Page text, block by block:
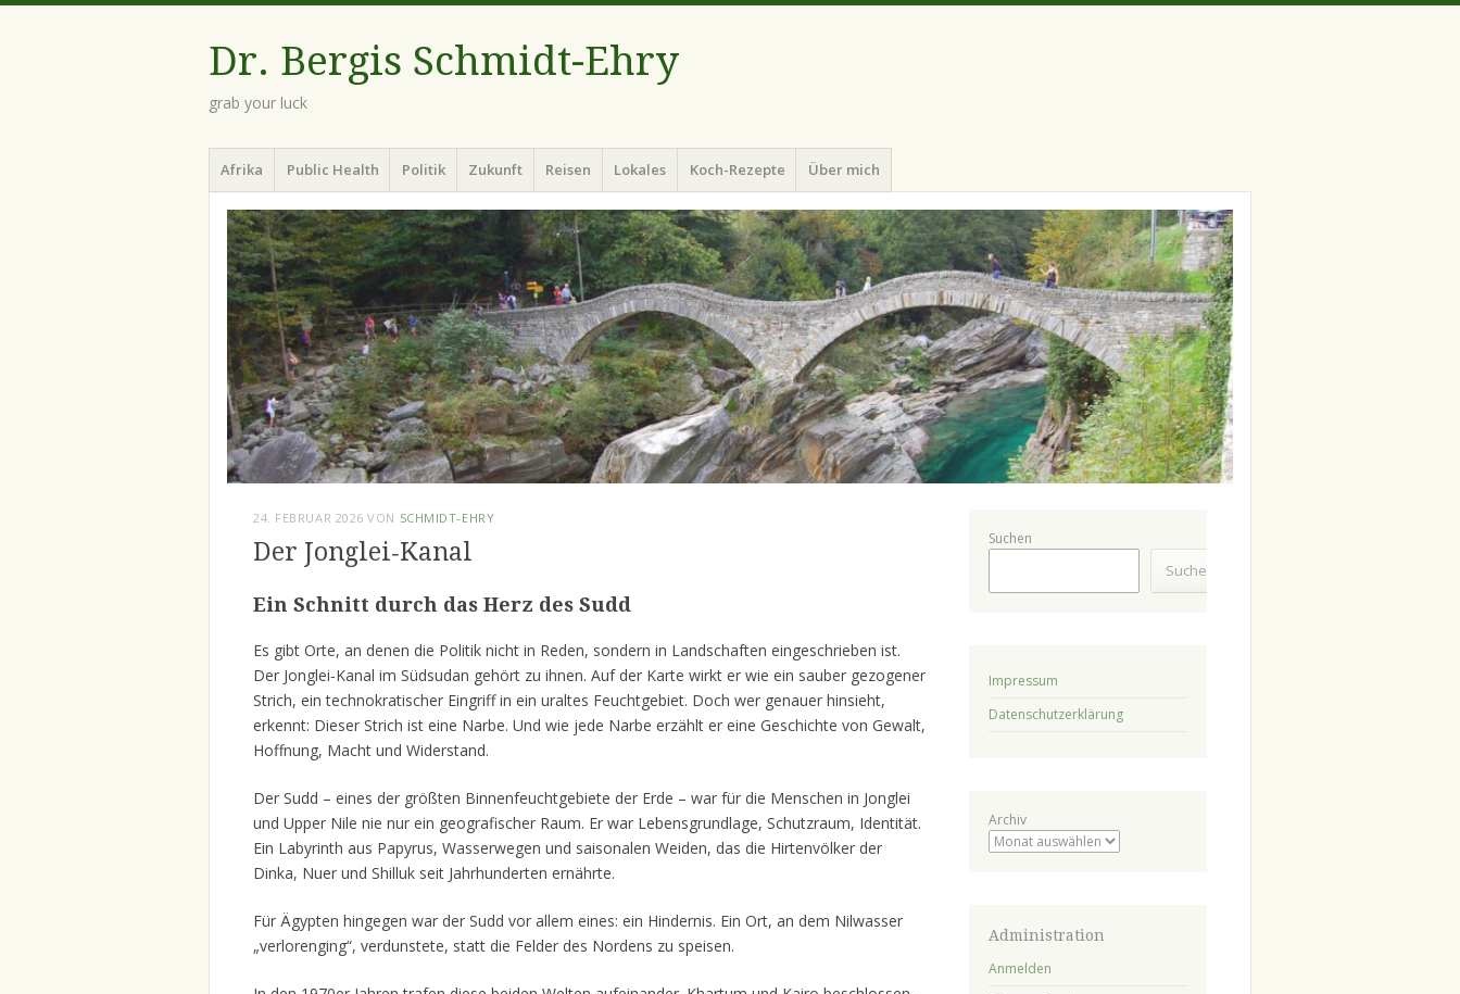
Dr. Bergis Schmidt-Ehry
grab your luck
Menü
Zum
Inhalt
springen
Afrika Public Health Politik Zukunft Reisen Lokales Koch-Rezepte Über mich
24. FEBRUAR 2026 VON SCHMIDT-EHRY
Der Jonglei‑Kanal
Ein Schnitt durch das Herz des Sudd
Es gibt Orte, an denen die Politik nicht in Reden, sondern in Landschaften eingeschrieben ist.
Der Jonglei‑Kanal im Südsudan gehört zu ihnen. Auf der Karte wirkt er wie ein sauber gezogener
Strich, ein technokratischer Eingriff in ein uraltes Feuchtgebiet. Doch wer genauer hinsieht,
erkennt: Dieser Strich ist eine Narbe. Und wie jede Narbe erzählt er eine Geschichte von Gewalt,
Hoffnung, Macht und Widerstand.
Der Sudd – eines der größten Binnenfeuchtgebiete der Erde – war für die Menschen in Jonglei
und Upper Nile nie nur ein geografischer Raum. Er war Lebensgrundlage, Schutzraum, Identität.
Ein Labyrinth aus Papyrus, Wasserwegen und saisonalen Weiden, das die Hirtenvölker der
Dinka, Nuer und Shilluk seit Jahrhunderten ernährte.
Für Ägypten hingegen war der Sudd vor allem eines: ein Hindernis. Ein Ort, an dem Nilwasser
„verlorenging“, verdunstete, statt die Felder des Nordens zu speisen.
Suchen
Suchen
Impressum
Datenschutzerklärung
Archiv
Administration
Anmelden